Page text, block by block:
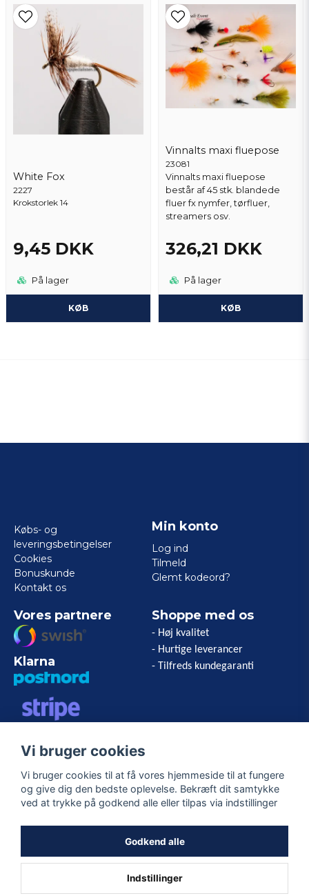
White Fox
2227
Krokstorlek 14
9,45 DKK
På lager
KØB
Vinnalts maxi fluepose
23081
Vinnalts maxi fluepose
består af 45 stk. blandede
fluer fx nymfer, tørfluer,
streamers osv.
326,21 DKK
På lager
KØB
Købs- og
leveringsbetingelser
Cookies
Bonuskunde
Kontakt os
Min konto
Log ind
Tilmeld
Glemt kodeord?
Vores partnere
Klarna
EXPRESS
Shoppe med os
- Høj kvalitet
- Hurtige leverancer
- Tilfreds kundegaranti
Følg os
Vi bruger cookies
Vi bruger cookies til at få vores hjemmeside til at fungere
og give dig den bedste oplevelse. Bekræft dit samtykke
ved at trykke på godkend alle eller tilpas via indstillinger
Godkend alle
Indstillinger